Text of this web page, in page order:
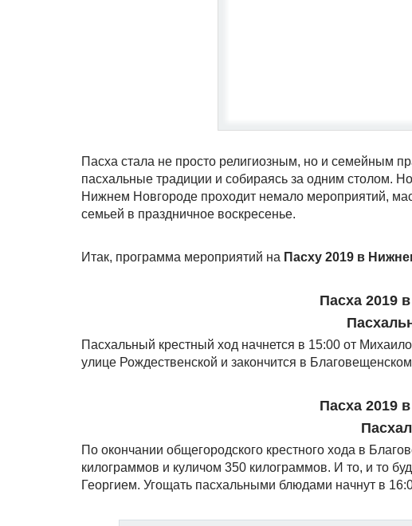
Пасха стала не просто религиозным, но и семейным
пасхальные традиции и собираясь за одним столом.
Нижнем Новгороде проходит немало мероприятий,
семьей в праздничное воскресенье.
Итак, программа мероприятий на Пасху 2019 в
Пасха 2019
Пасхальный крестный ход начнется в 15:00 от
улице Рождественской и закончится в
Пасха 2019
По окончании общегородского крестного хода в
килограммов и куличом 350 килограммов. И то, и то
Георгием. Угощать пасхальными блюдами начнут в